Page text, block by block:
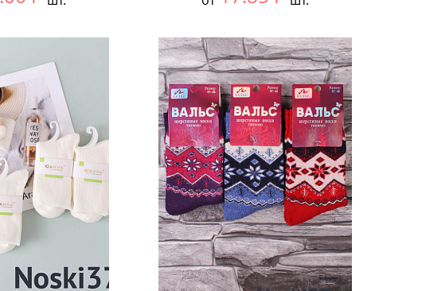
12 шт.
В упаковке:
12 шт.
Количество: